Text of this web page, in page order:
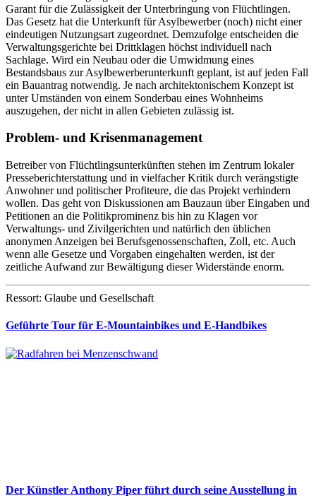
Garant für die Zulässigkeit der Unterbringung von Flüchtlingen.
Das Gesetz hat die Unterkunft für Asylbewerber (noch) nicht einer
eindeutigen Nutzungsart zugeordnet. Demzufolge entscheiden die
Verwaltungsgerichte bei Drittklagen höchst individuell nach
Sachlage. Wird ein Neubau oder die Umwidmung eines
Bestandsbaus zur Asylbewerberunterkunft geplant, ist auf jeden Fall
ein Bauantrag notwendig. Je nach architektonischem Konzept ist
unter Umständen von einem Sonderbau eines Wohnheims
auszugehen, der nicht in allen Gebieten zulässig ist.
Problem- und Krisenmanagement
Betreiber von Flüchtlingsunterkünften stehen im Zentrum lokaler
Presseberichterstattung und in vielfacher Kritik durch verängstigte
Anwohner und politischer Profiteure, die das Projekt verhindern
wollen. Das geht von Diskussionen am Bauzaun über Eingaben und
Petitionen an die Politikprominenz bis hin zu Klagen vor
Verwaltungs- und Zivilgerichten und natürlich den üblichen
anonymen Anzeigen bei Berufsgenossenschaften, Zoll, etc. Auch
wenn alle Gesetze und Vorgaben eingehalten werden, ist der
zeitliche Aufwand zur Bewältigung dieser Widerstände enorm.
Ressort: Glaube und Gesellschaft
Geführte Tour für E-Mountainbikes und E-Handbikes
Der Künstler Anthony Piper führt durch seine Ausstellung in